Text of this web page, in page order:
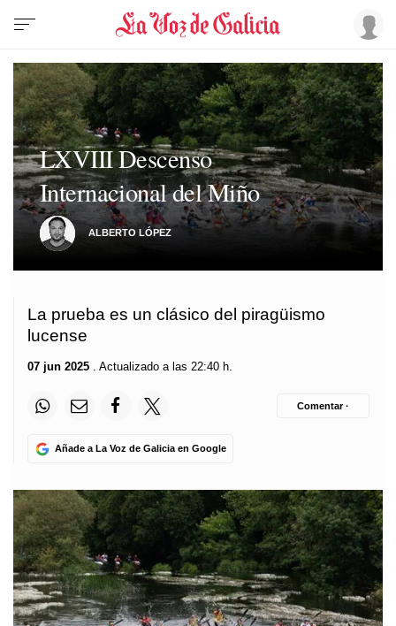
LXVIII Descenso
Internacional del Miño
ALBERTO LÓPEZ
La prueba es un clásico del piragüismo
lucense
07 jun 2025 . Actualizado a las 22:40 h.
Añade a La Voz de Galicia en Google
Comentar ·